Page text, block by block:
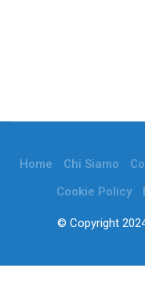
Home Chi Siamo
Cookie Policy
© Copyright